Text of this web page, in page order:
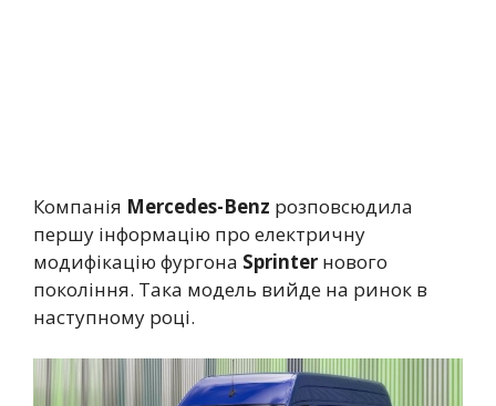
Компанія Mercedes-Benz розповсюдила
першу інформацію про електричну
модифікацію фургона Sprinter нового
покоління. Така модель вийде на ринок в
наступному році.